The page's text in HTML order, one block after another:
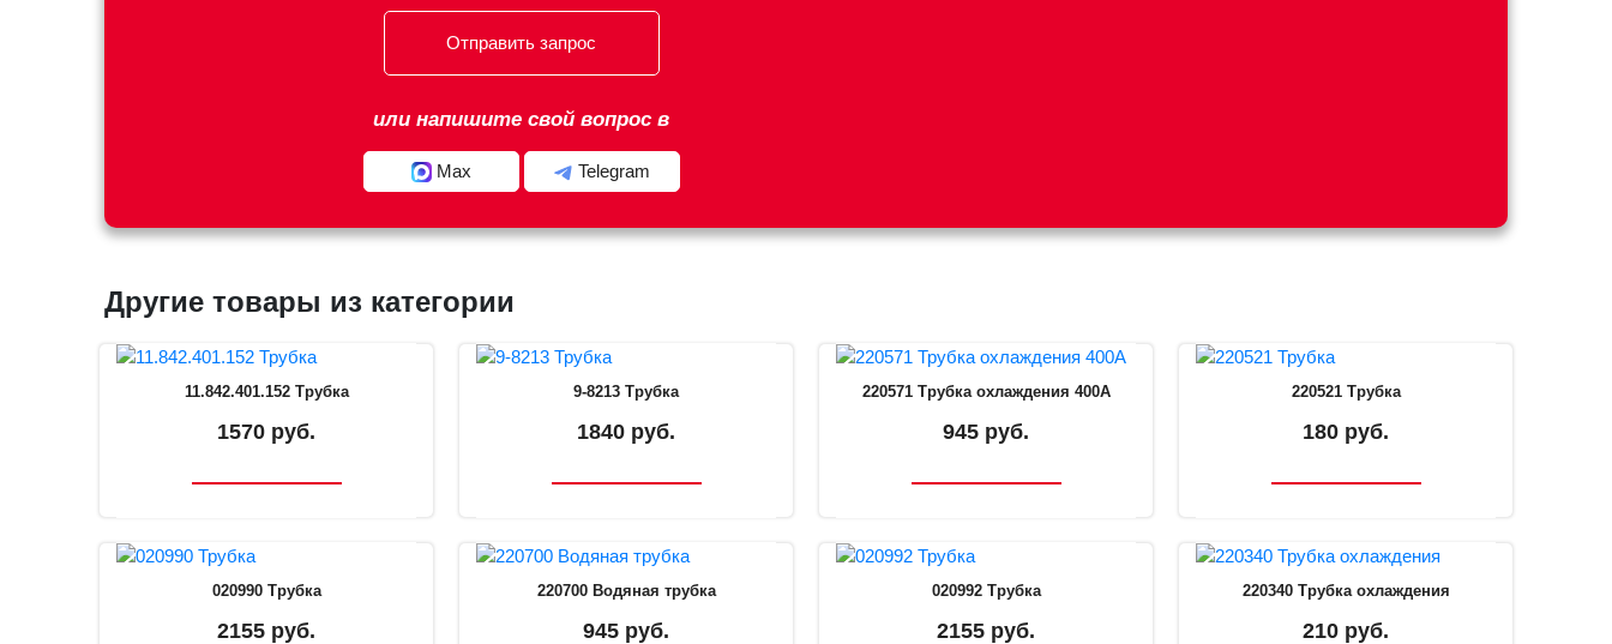
Отправить запрос
или напишите свой вопрос в
Max Telegram
Другие товары из категории
11.842.401.152 Трубка
1570 руб.
9-8213 Трубка
1840 руб.
220571 Трубка охлаждения 400А
945 руб.
220521 Трубка
180 руб.
020990 Трубка
2155 руб.
220700 Водяная трубка
945 руб.
020992 Трубка
2155 руб.
220340 Трубка охлаждения
210 руб.